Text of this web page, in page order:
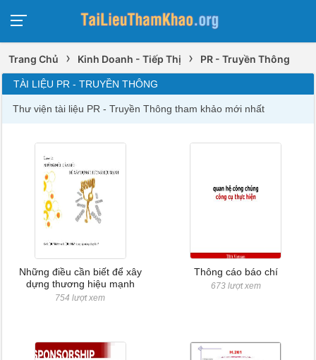
Trang Chủ › Kinh Doanh - Tiếp Thị › PR - Truyền Thông
TÀI LIỆU PR - TRUYỀN THÔNG
Thư viện tài liệu PR - Truyền Thông tham khảo mới nhất
Những điều cần biết để xây
dựng thương hiệu mạnh
754 lượt xem
Thông cáo báo chí
673 lượt xem